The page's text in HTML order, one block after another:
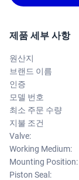
제품 세부 사항
원산지
브랜드 이름
인증
모델 번호
최소 주문 수량
지불 조건
Valve:
Working Medium:
Mounting Position:
Piston Seal: